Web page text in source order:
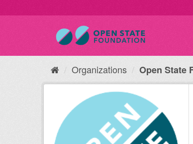
Organizations Open State